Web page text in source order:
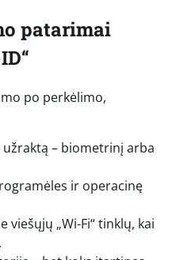
patarimai
po perkėlimo,
– biometrinį arba
ir operacinę
„Wi-Fi“ tinklų, kai